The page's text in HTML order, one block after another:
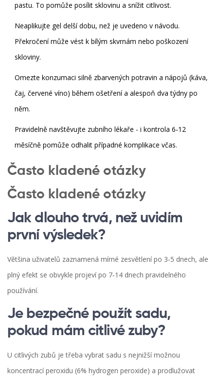
pastu. To pomůže posílit sklovinu a snížit citlivost.
Neaplikujte gel delší dobu, než je uvedeno v návodu.
Překročení může vést k bílým skvrnám nebo poškození
skloviny.
Omezte konzumaci silně zbarvených potravin a nápojů (káva,
čaj, červené víno) během ošetření a alespoň dva týdny po
něm.
Pravidelně navštěvujte zubního lékaře - i kontrola 6‑12
měsíčně pomůže odhalit případné komplikace včas.
Často kladené otázky
Často kladené otázky
Jak dlouho trvá, než uvidím
první výsledek?
Většina uživatelů zaznamená mírné zesvětlení po 3‑5 dnech, ale
plný efekt se obvykle projeví po 7‑14 dnech pravidelného
používání.
Je bezpečné použít sadu,
pokud mám citlivé zuby?
U citlivých zubů je třeba vybrat sadu s nejnižší možnou
koncentrací peroxidu (6% hydrogen peroxide) a prodlužovat